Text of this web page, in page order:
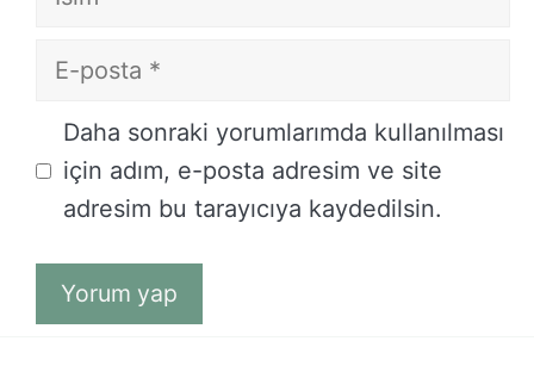
E-
İnternet
sitesi
Daha sonraki yorumlarımda kullanılması
için adım, e-posta adresim ve site
adresim bu tarayıcıya kaydedilsin.